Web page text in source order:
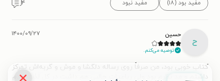
مفید بود (۱۸) مفید نبود ۴
ح
حسین
توصیه می‌کنم.
۱۴۰۰/۰۹/۲۷
کتاب خوبی بود، من صرفاً روی رساله دلگشا و موش و گربه‌اش تمرکز
داشتم و مد نظرم بود ولی رباعیات جالبی هم داشت در کل لذت بردم